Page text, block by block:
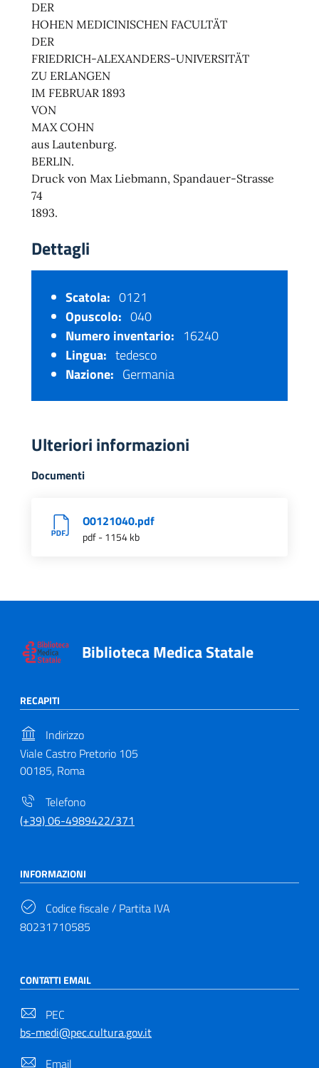
DER
HOHEN MEDICINISCHEN FACULTÄT
DER
FRIEDRICH-ALEXANDERS-UNIVERSITÄT
ZU ERLANGEN
IM FEBRUAR 1893
VON
MAX COHN
aus Lautenburg.
BERLIN.
Druck von Max Liebmann, Spandauer-Strasse
74
1893.
Dettagli
Scatola: 0121
Opuscolo: 040
Numero inventario: 16240
Lingua: tedesco
Nazione: Germania
Ulteriori informazioni
Documenti
O0121040.pdf
pdf - 1154 kb
Biblioteca Medica Statale
RECAPITI
Indirizzo
Viale Castro Pretorio 105
00185, Roma
Telefono
(+39) 06-4989422/371
INFORMAZIONI
Codice fiscale / Partita IVA
80231710585
CONTATTI EMAIL
PEC
bs-medi@pec.cultura.gov.it
Email